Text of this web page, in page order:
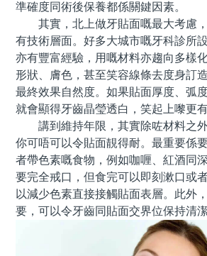
準確度同術後保養都係關鍵因素。
其實，北上做牙貼面嘅最大考慮，
有技術層面。好多大城市嘅牙科診所
亦有豐富經驗，用嘅材料亦趨向多樣
形狀、膚色，甚至笑容線條去度身訂
最終效果自然度。如果貼面厚度、弧
就會顯得牙齒晶瑩透白，笑起上嚟更有
講到維持年限，其實除咗材料之外
你可唔可以令貼面靚得耐。最重要係
者帶色素嘅食物，例如咖喱、紅酒同
要完全戒口，但食完可以即刻漱口或
以減少色素直接接觸貼面表層。此外
要，可以令牙齒同貼面交界位保持清潔